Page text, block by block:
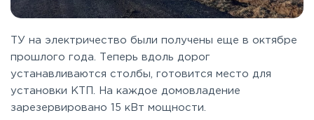
ТУ на электричество были получены еще в октябре
прошлого года. Теперь вдоль дорог
устанавливаются столбы, готовится место для
установки КТП. На каждое домовладение
зарезервировано 15 кВт мощности.